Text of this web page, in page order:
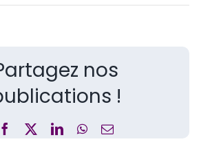
nos
!
Facebook LinkedInWhatsApp
Email